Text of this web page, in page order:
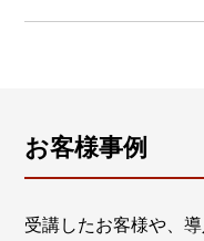
お客様事例
受講したお客様や、